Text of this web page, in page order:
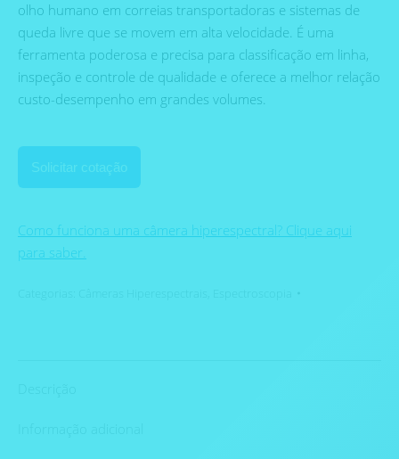
olho humano em correias transportadoras e sistemas de
queda livre que se movem em alta velocidade. É uma
ferramenta poderosa e precisa para classificação em linha,
inspeção e controle de qualidade e oferece a melhor relação
custo-desempenho em grandes volumes.
Solicitar cotação
Como funciona uma câmera hiperespectral? Clique aqui
para saber.